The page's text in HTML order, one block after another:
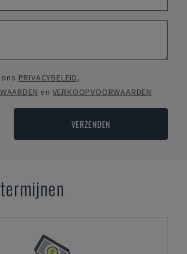
PRIVACYBELEID,
en VERKOOPVOORWAARDEN
VERZENDEN